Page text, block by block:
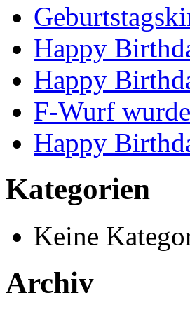
Happy
Happy
F-Wurf
Happy
Kategorien
Keine
Archiv